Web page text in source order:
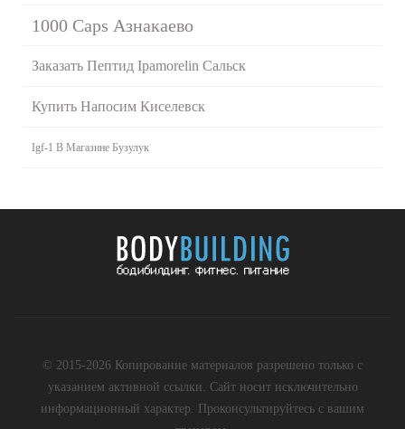
1000 Caps Азнакаево
Заказать Пептид Ipamorelin Сальск
Купить Напосим Киселевск
Igf-1 В Магазине Бузулук
© 2015-2026 Копирование материалов разрешено только с
указанием активной ссылки. Сайт носит исключительно
информационный характер. Проконсультируйтесь с вашим